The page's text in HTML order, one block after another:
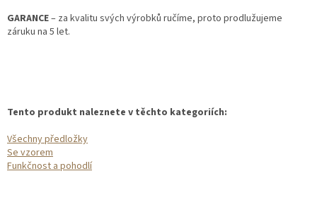
GARANCE– za kvalitu svých výrobků ručíme, proto prodlužujeme
záruku na 5 let.
Tento produkt naleznete v těchto kategoriích:
Všechny předložky
Se vzorem
Funkčnost a pohodlí